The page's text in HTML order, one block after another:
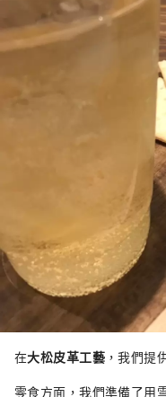
在大松皮革工藝，我們提
零食方面，我們準備了用